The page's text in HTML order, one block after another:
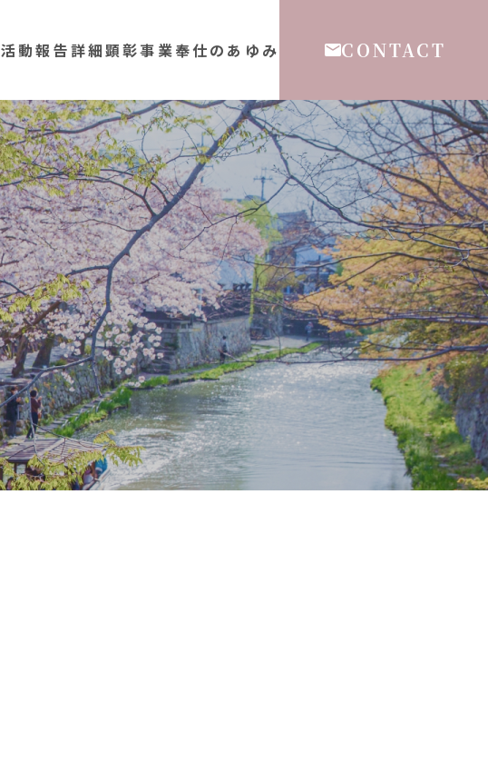
活動報告詳細顕彰事業奉仕のあゆみ CONTACT